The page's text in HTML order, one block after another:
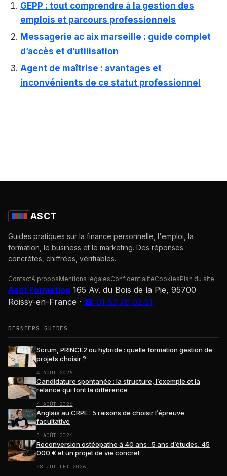
GEPP : tout comprendre à la gestion des
emplois et parcours professionnels
Messagerie ac aix marseille : guide complet
d’accès et d’utilisation
Agent de maîtrise : avantages et
inconvénients de ce statut professionnel
ASCT
Guides pratiques sur la finance personnelle, l'emploi, la
formation, le business et le marketing. Des réponses
concrètes, chiffrées, vérifiables.
ContactÀ proposMentions légalesConfidentialitéCookiesPlan du site
Asct Formation 165 Av. du Bois de la Pie, 95700
Roissy-en-France · ☎ 01 83 78 02 51
DERNIERS GUIDES
Scrum, PRINCE2 ou hybride : quelle formation gestion de
projets choisir ?
4 AOÛT 2026
Candidature spontanée : la structure, l’exemple et la
relance qui font la différence
4 AOÛT 2026
Anglais au CRPE : 5 raisons de choisir l’épreuve
facultative
3 AOÛT 2026
Reconversion ostéopathe à 40 ans : 5 ans d’études, 45
000 € et un projet de vie concret
28 JUILLET 2026